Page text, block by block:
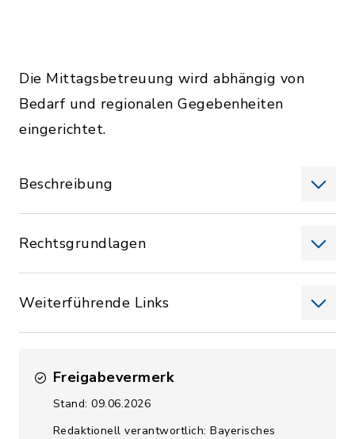
Die Mittagsbetreuung wird abhängig von
Bedarf und regionalen Gegebenheiten
eingerichtet.
Beschreibung
Rechtsgrundlagen
Weiterführende Links
Freigabevermerk
Stand: 09.06.2026
Redaktionell verantwortlich: Bayerisches